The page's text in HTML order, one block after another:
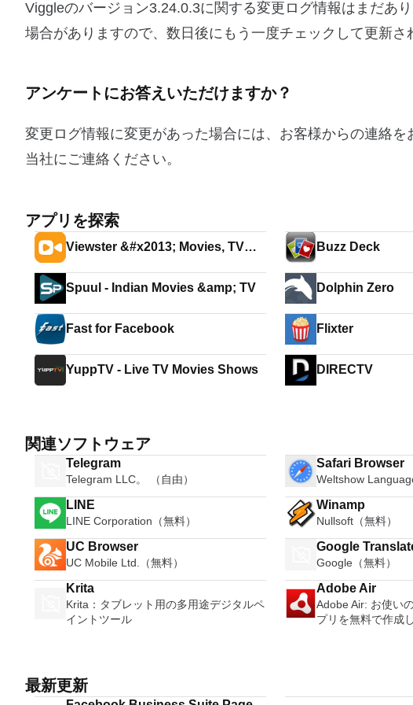
Viggleのバージョン3.24.0.3に関する変更ログ情報はまだあ
場合がありますので、数日後にもう一度チェックして更新さ
アンケートにお答えいただけますか？
変更ログ情報に変更があった場合には、お客様からの連絡を
当社にご連絡ください。
アプリを探索
Viewster &#x2013; Movies, TV
Buzz Deck
Spuul - Indian Movies &amp; TV Dolphin Zero
Fast for Facebook Flixter
YuppTV - Live TV Movies Shows DIRECTV
関連ソフトウェア
Telegram
Telegram LLC。 （自由）
Safari Browser
Weltshow
LINE
LINE Corporation（無料）
Winamp
Nullsoft（無料）
UC Browser
UC Mobile Ltd.（無料）
Google
Google（無料）
Krita
Krita：タブレット用の多用途デジタルペ
イントツール
Adobe Air
Adobe Air: お使い
プリを無料で作成
最新更新